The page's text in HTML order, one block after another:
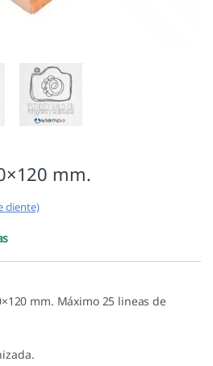
mm.
cliente)
mm. Máximo 25 lineas de